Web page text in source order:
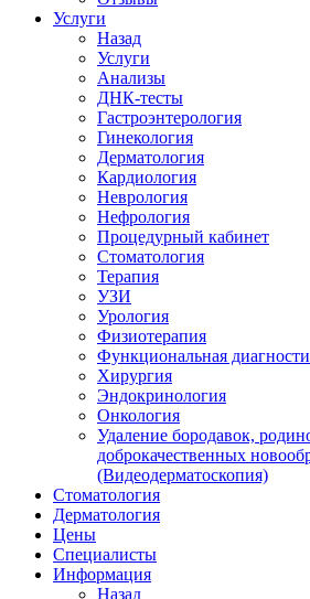
Услуги
Назад
Услуги
Анализы
ДНК-тесты
Гастроэнтерология
Гинекология
Дерматология
Кардиология
Неврология
Нефрология
Процедурный кабинет
Стоматология
Терапия
УЗИ
Урология
Физиотерапия
Функциональная
Хирургия
Эндокринология
Онкология
Удаление бородавок,
доброкачественных
(Видеодерматоскопия)
Стоматология
Дерматология
Цены
Специалисты
Информация
Назад